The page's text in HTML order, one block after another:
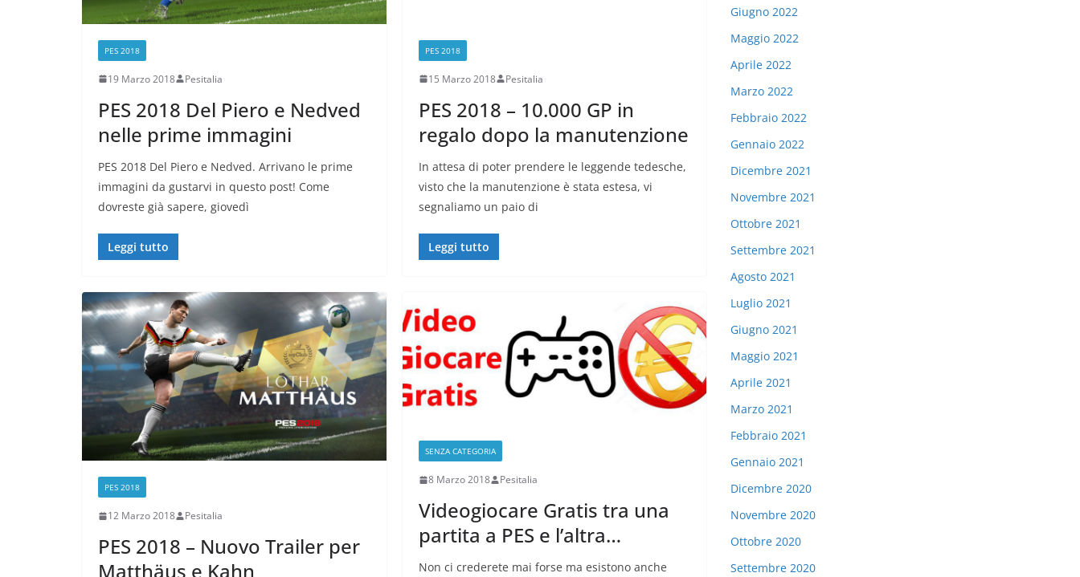
PES 2018
19 Marzo 2018 Pesitalia
PES 2018 Del Piero e Nedved
nelle prime immagini
PES 2018 Del Piero e Nedved. Arrivano le prime
immagini da gustarvi in questo post! Come
dovreste già sapere, giovedì
Leggi tutto
PES 2018
15 Marzo 2018 Pesitalia
PES 2018 – 10.000 GP in
regalo dopo la manutenzione
In attesa di poter prendere le leggende tedesche,
visto che la manutenzione è stata estesa, vi
segnaliamo un paio di
Leggi tutto
PES 2018
12 Marzo 2018 Pesitalia
PES 2018 – Nuovo Trailer per
Matthäus e Kahn
SENZA CATEGORIA
8 Marzo 2018 Pesitalia
Videogiocare Gratis tra una
partita a PES e l’altra…
Non ci crederete mai forse ma esistono anche
Giugno 2022
Maggio 2022
Aprile 2022
Marzo 2022
Febbraio 2022
Gennaio 2022
Dicembre 2021
Novembre 2021
Ottobre 2021
Settembre 2021
Agosto 2021
Luglio 2021
Giugno 2021
Maggio 2021
Aprile 2021
Marzo 2021
Febbraio 2021
Gennaio 2021
Dicembre 2020
Novembre 2020
Ottobre 2020
Settembre 2020